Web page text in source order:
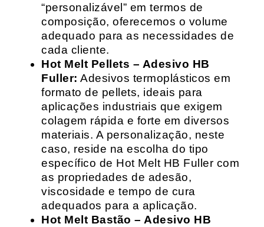
“personalizável” em termos de
composição, oferecemos o volume
adequado para as necessidades de
cada cliente.
Hot Melt Pellets – Adesivo HB
Fuller: Adesivos termoplásticos em
formato de pellets, ideais para
aplicações industriais que exigem
colagem rápida e forte em diversos
materiais. A personalização, neste
caso, reside na escolha do tipo
específico de Hot Melt HB Fuller com
as propriedades de adesão,
viscosidade e tempo de cura
adequados para a aplicação.
Hot Melt Bastão – Adesivo HB